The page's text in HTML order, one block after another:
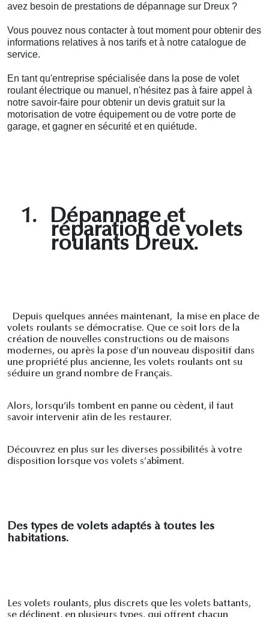
avez besoin de prestations de dépannage sur Dreux ?
Vous pouvez nous contacter à tout moment pour obtenir des
informations relatives à nos tarifs et à notre catalogue de
service.
En tant qu'entreprise spécialisée dans la pose de volet
roulant électrique ou manuel, n'hésitez pas à faire appel à
notre savoir-faire pour obtenir un devis gratuit sur la
motorisation de votre équipement ou de votre porte de
garage, et gagner en sécurité et en quiétude.
1. Dépannage et
réparation de volets
roulants Dreux.
Depuis quelques années maintenant, la mise en place de
volets roulants se démocratise. Que ce soit lors de la
création de nouvelles constructions ou de maisons
modernes, ou après la pose d’un nouveau dispositif dans
une propriété plus ancienne, les volets roulants ont su
séduire un grand nombre de Français.
Alors, lorsqu’ils tombent en panne ou cèdent, il faut
savoir intervenir afin de les restaurer.
Découvrez en plus sur les diverses possibilités à votre
disposition lorsque vos volets s’abîment.
Des types de volets adaptés à toutes les
habitations.
Les volets roulants, plus discrets que les volets battants,